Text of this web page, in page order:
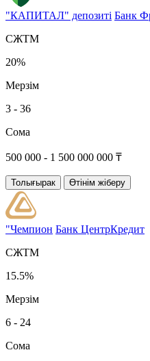
"КАПИТАЛ" депозиті Банк
СЖТМ
20%
Мерзім
3 - 36
Сома
500 000 - 1 500 000 000 ₸
Толығырак Өтінім жіберу
"Чемпион Банк ЦентрКредит
СЖТМ
15.5%
Мерзім
6 - 24
Сома